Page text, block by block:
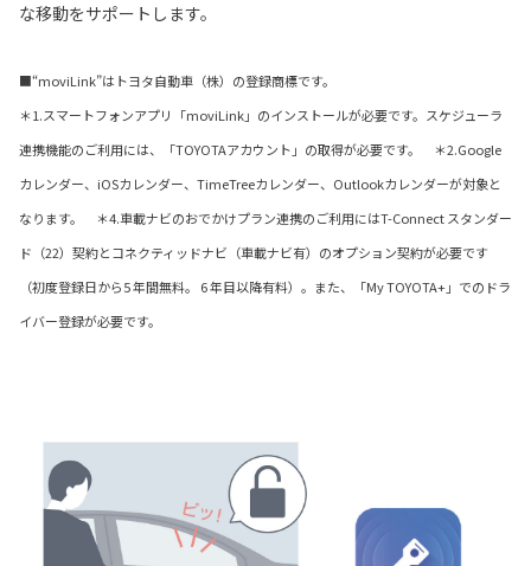
な移動をサポートします。
■“moviLink”はトヨタ自動車（株）の登録商標です。
＊1.スマートフォンアプリ「moviLink」のインストールが必要です。スケジューラ
連携機能のご利用には、「TOYOTAアカウント」の取得が必要です。 ＊2.Google
カレンダー、iOSカレンダー、TimeTreeカレンダー、Outlookカレンダーが対象と
なります。 ＊4.車載ナビのおでかけプラン連携のご利用にはT-Connect スタンダー
ド（22）契約とコネクティッドナビ（車載ナビ有）のオプション契約が必要です
（初度登録日から5 年間無料。 6 年目以降有料）。また、「My TOYOTA+」でのドラ
イバー登録が必要です。